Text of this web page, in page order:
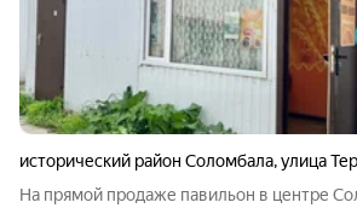
исторический район Соломбала,улица
На прямой продаже павильон в центре